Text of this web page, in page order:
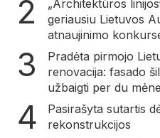
„Architektūros
geriausiu Lietuvos
atnaujinimo
Pradėta pirmojo
renovacija: fasado
užbaigti per du
Pasirašyta sutartis
rekonstrukcijos